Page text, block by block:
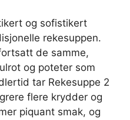
og sofistikert
rekesuppen.
de samme,
og poteter som
tar Rekesuppe 2
flere krydder og
piquant smak, og